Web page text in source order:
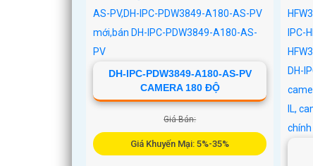
dây
để
DH-IPC-PDW3849-A180-AS-PV
CAMERA 180 ĐỘ
Giá Bán:
Giá Khuyến Mại: 5%-35%